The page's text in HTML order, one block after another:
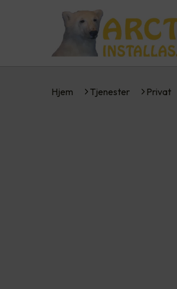
Hjem Tjenester Privat